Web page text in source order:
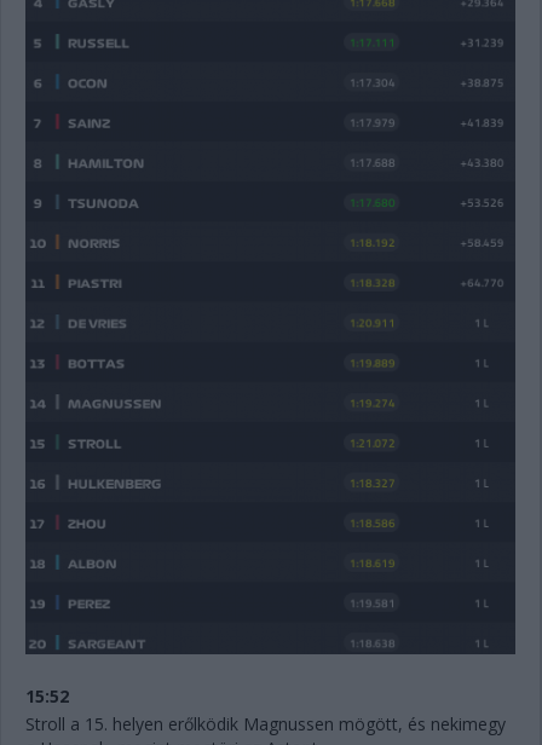
15:52
Stroll a 15. helyen erőlködik Magnussen mögött, és nekimegy